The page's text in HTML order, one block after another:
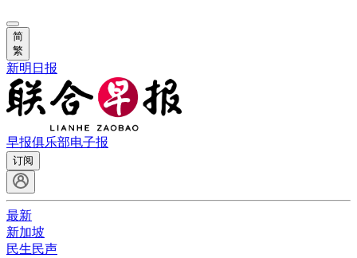
简
繁
新明日报
早报俱乐部电子报
订阅
最新
新加坡
民生民声